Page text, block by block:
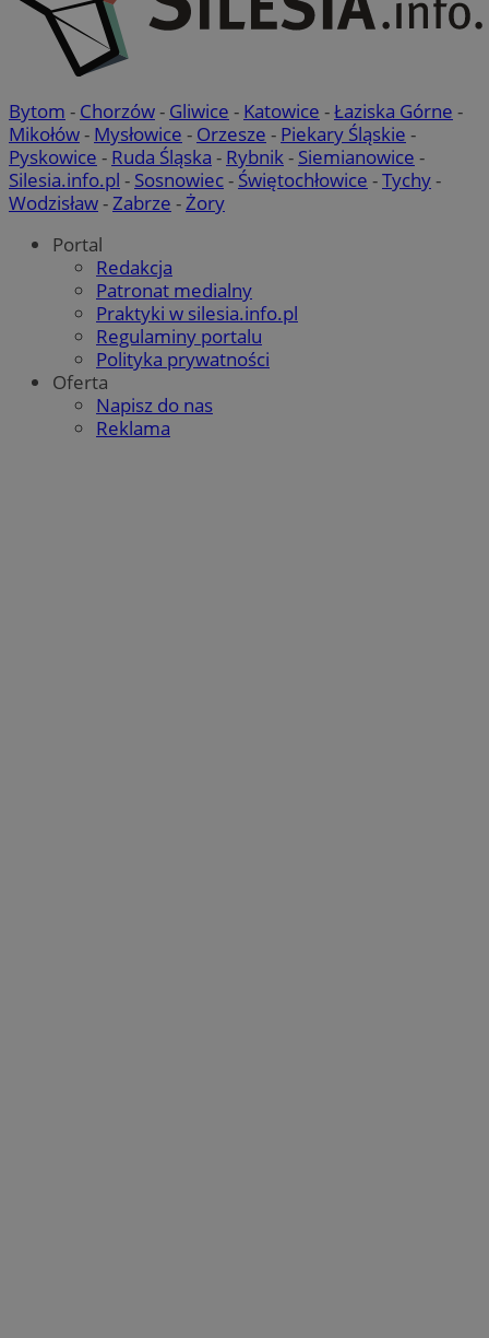
Bytom - Chorzów- Gliwice - Katowice -Łaziska Górne -
Mikołów- Mysłowice - Orzesze - Piekary Śląskie -
Pyskowice - Ruda Śląska - Rybnik- Siemianowice -
Silesia.info.pl - Sosnowiec- Świętochłowice -Tychy-
Wodzisław-Zabrze -Żory
Portal
Redakcja
Patronat medialny
Praktyki w silesia.info.pl
Regulaminy portalu
Polityka prywatności
Oferta
Napisz do nas
Reklama